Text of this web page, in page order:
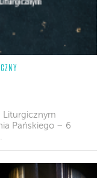
Liturgicznym
Pańskiego – 6